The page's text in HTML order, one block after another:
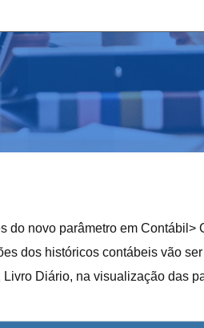
do novo parâmetro em
dos históricos contábeis vão
Diário, na visualização das